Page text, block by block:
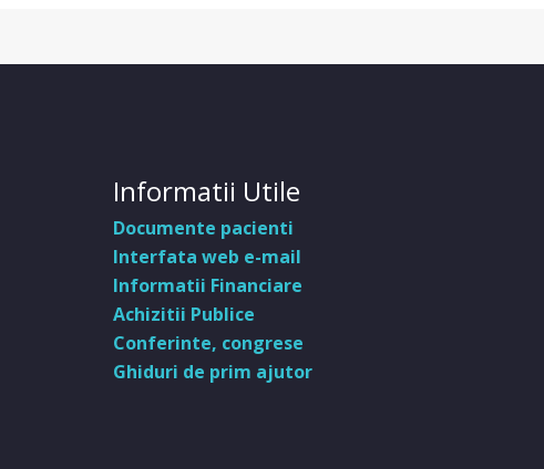
Informatii Utile
Documente pacienti
Interfata web e-mail
Informatii Financiare
Achizitii Publice
Conferinte, congrese
Ghiduri de prim ajutor